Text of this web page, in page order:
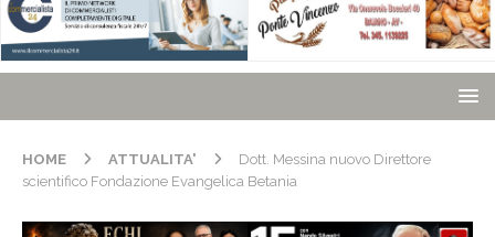
HOME ATTUALITA'
Dott. Messina nuovo Direttore
scientifico Fondazione Evangelica Betania